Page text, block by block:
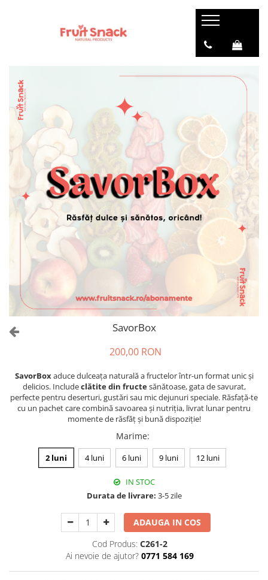
SavorBox
200,00 RON
SavorBoxaduce dulceața naturală a fructelor într-un format unic și
delicios. Includeclătite din fructesănătoase, gata de savurat,
perfecte pentru deserturi, gustări sau mic dejunuri speciale. Răsfață-te
cu un pachet care combină savoarea și nutriția, livrat lunar pentru
momente de răsfăț și bună dispoziție!
Marime:
2 luni 4 luni 6 luni 9 luni 12 luni
IN STOC
Durata de livrare: 3-5 zile
ADAUGA IN COS
Cod Produs: C261-2
Ai nevoie de ajutor? 0771 584 169